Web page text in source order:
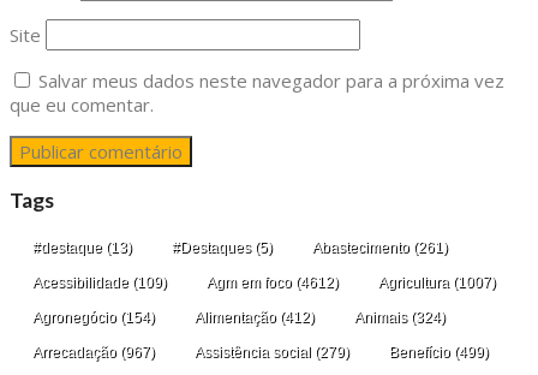
Site
Salvar meus dados neste navegador para a próxima vez
que eu comentar.
Tags
#destaque (13) #Destaques(5) Abastecimento(261)
Acessibilidade (109) Agm em foco(4612) Agricultura (1007)
Agronegócio(154) Alimentação(412) Animais(324)
Arrecadação(967) Assistência social (279) Benefício(499)